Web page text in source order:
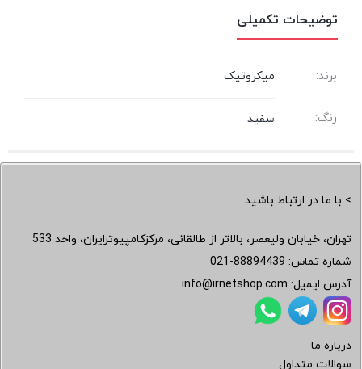
توضیحات تکمیلی
برند: میکروتیک
رنگ: سفید
> با ما در ارتباط باشید
تهران، خیابان ولیعصر، بالاتر از طالقانی، مرکزکامپیوترایران، واحد 533
شماره تماس: 021-88894439
آدرس ایمیل: info@irnetshop.com
درباره ما
سوالات متداول